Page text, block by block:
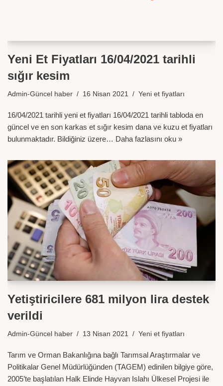
Yeni Et Fiyatları 16/04/2021 tarihli
sığır kesim
Admin-Güncel haber 16 Nisan 2021 Yeni et fiyatları
16/04/2021 tarihli yeni et fiyatları 16/04/2021 tarihli tabloda en
güncel ve en son karkas et sığır kesim dana ve kuzu et fiyatları
bulunmaktadır. Bildiğiniz üzere… Daha fazlasını oku »
Yetiştiricilere 681 milyon lira destek
verildi
Admin-Güncel haber 13 Nisan 2021 Yeni et fiyatları
Tarım ve Orman Bakanlığına bağlı Tarımsal Araştırmalar ve
Politikalar Genel Müdürlüğünden (TAGEM) edinilen bilgiye göre,
2005’te başlatılan Halk Elinde Hayvan Islahı Ülkesel Projesi ile